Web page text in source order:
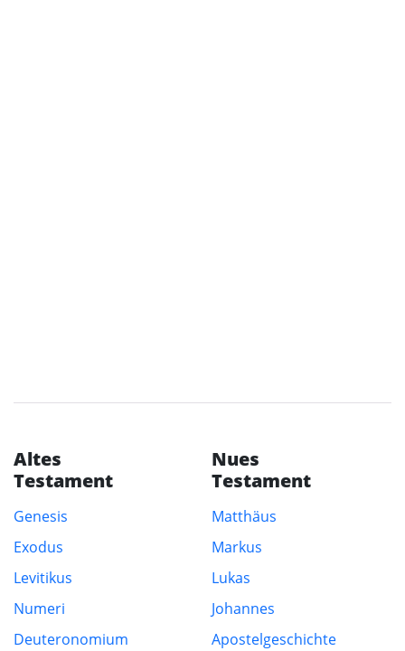
Altes
Testament
Genesis
Exodus
Levitikus
Numeri
Deuteronomium
Nues
Testament
Matthäus
Markus
Lukas
Johannes
Apostelgeschichte